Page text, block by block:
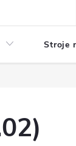
Stroje